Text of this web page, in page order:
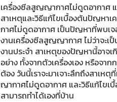
เครื่องซีลสูญญากาศไม่ดูดอากาศ แ
สาเหตุและวิธีแก้ไขเบื้องต้นปัญหา
กาศไม่ดูดอากาศ เป็นปัญหาที่พบเ
งานเครื่องซีลสูญญากาศ ไม่ว่าจะเ
งานประจำ สาเหตุของปัญหานี้อาจ
อย่าง ทั้งจากตัวเครื่องเอง หรือจาก
ต้อง วันนี้เราจะมาเจาะลึกถึงสาเห
ญากาศไม่ดูดอากาศ และวิธีแก้ไข
สามารถทำได้เองที่บ้าน